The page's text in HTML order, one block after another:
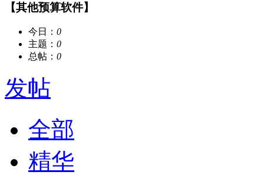
【其他预算软件】
今日： 0
主题： 0
总帖： 0
发帖
全部
精华